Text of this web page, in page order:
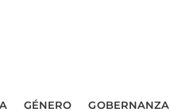
GÉNERO GOBERNANZA